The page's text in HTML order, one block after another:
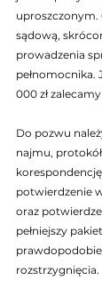
uproszczonym.
sądową,
prowadzenia
pełnomocnika.
000 zł
Do pozwu
najmu,
potwierdzenie
oraz
pełniejszy
rozstrzygnięcia.